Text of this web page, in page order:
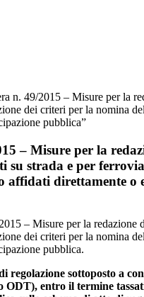
n. 49/2015 – Misure per la
dei criteri per la nomina
pubblica”
– Misure per la
su strada e per
direttamente o
– Misure per la
dei criteri per la nomina
pubblica.
sottoposto a
entro il termine